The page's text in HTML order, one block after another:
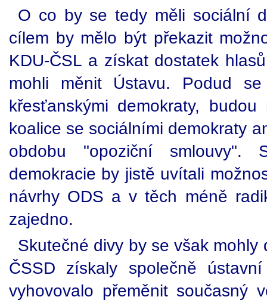
O co by se tedy měli sociální
cílem by mělo být překazit
KDU-ČSL a získat dostatek
mohli měnit Ústavu. Podud
křesťanskými demokraty,
koalice se sociálními demokraty
obdobu "opoziční smlouvy".
demokracie by jistě uvítali
návrhy ODS a v těch méně
zajedno.
Skutečné divy by se však
ČSSD získaly společně
vyhovovalo přeměnit současný